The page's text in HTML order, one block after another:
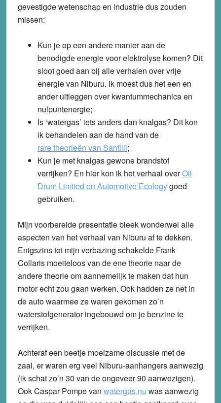
gevestigde wetenschap en industrie dus zouden
missen:
Kun je op een andere manier aan de
benodigde energie voor elektrolyse komen? Dit
sloot goed aan bij alle verhalen over vrije
energie van Niburu. Ik moest dus het een en
ander uitleggen over kwantummechanica en
nulpuntenergie;
Is ‘watergas’ iets anders dan knalgas? Dit kon
ik behandelen aan de hand van de
rare theorieën van Santilli;
Kun je met knalgas gewone brandstof
verrijken? En hier kon ik het verhaal overOil
Drum Limited en Automotive Ecologygoed
gebruiken.
Mijn voorbereide presentatie bleek wonderwel alle
aspecten van het verhaal van Niburu af te dekken.
Enigszins tot mijn verbazing schakelde Frank
Collaris moeiteloos van de ene theorie naar de
andere theorie om aannemelijk te maken dat hun
motor echt zou gaan werken. Ook hadden ze net in
de auto waarmee ze waren gekomen zo’n
waterstofgenerator ingebouwd om je benzine te
verrijken.
Achteraf een beetje moeizame discussie met de
zaal, er waren erg veel Niburu-aanhangers aanwezig
(ik schat zo’n 30 van de ongeveer 90 aanwezigen).
Ook Caspar Pompe van watergas.nu was aanwezig